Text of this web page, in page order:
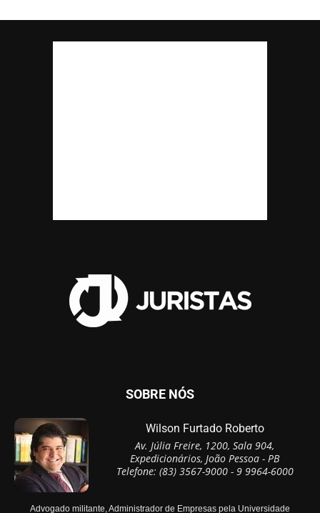
SOBRE NÓS
Wilson Furtado Roberto
Av. Júlia Freire, 1200, Sala 904,
Expedicionários, João Pessoa - PB
Telefone: (83) 3567-9000 - 9 9964-6000
Advogado militante, Administrador de Empresas pela Universidade